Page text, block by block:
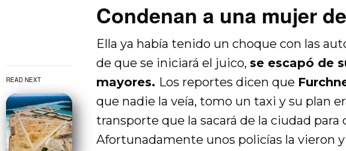
READ NEXT
Condenan a una mujer
Ella ya había tenido un choque con las
de que se iniciará el juico, se escapó de
mayores. Los reportes dicen que
que nadie la veía, tomo un taxi y su plan
transporte que la sacará de la ciudad
Afortunadamente unos policías la vieron